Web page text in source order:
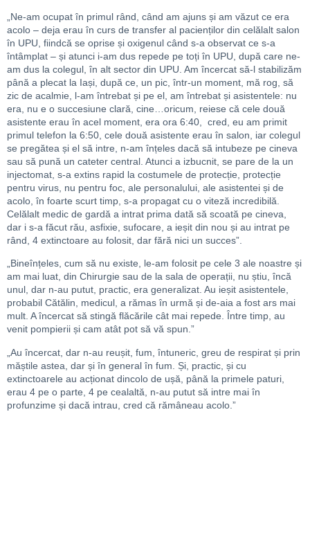
„Ne-am ocupat în primul rând, când am ajuns și am văzut ce era
acolo – deja erau în curs de transfer al pacienților din celălalt salon
în UPU, fiindcă se oprise și oxigenul când s-a observat ce s-a
întâmplat – și atunci i-am dus repede pe toți în UPU, după care ne-
am dus la colegul, în alt sector din UPU. Am încercat să-l stabilizăm
până a plecat la Iași, după ce, un pic, într-un moment, mă rog, să
zic de acalmie, l-am întrebat și pe el, am întrebat și asistentele: nu
era, nu e o succesiune clară, cine…oricum, reiese că cele două
asistente erau în acel moment, era ora 6:40, cred, eu am primit
primul telefon la 6:50, cele două asistente erau în salon, iar colegul
se pregătea și el să intre, n-am înțeles dacă să intubeze pe cineva
sau să pună un cateter central. Atunci a izbucnit, se pare de la un
injectomat, s-a extins rapid la costumele de protecție, protecție
pentru virus, nu pentru foc, ale personalului, ale asistentei și de
acolo, în foarte scurt timp, s-a propagat cu o viteză incredibilă.
Celălalt medic de gardă a intrat prima dată să scoată pe cineva,
dar i s-a făcut rău, asfixie, sufocare, a ieșit din nou și au intrat pe
rând, 4 extinctoare au folosit, dar fără nici un succes”.
„Bineînțeles, cum să nu existe, le-am folosit pe cele 3 ale noastre și
am mai luat, din Chirurgie sau de la sala de operații, nu știu, încă
unul, dar n-au putut, practic, era generalizat. Au ieșit asistentele,
probabil Cătălin, medicul, a rămas în urmă și de-aia a fost ars mai
mult. A încercat să stingă flăcările cât mai repede. Între timp, au
venit pompierii și cam atât pot să vă spun.”
„Au încercat, dar n-au reușit, fum, întuneric, greu de respirat și prin
măștile astea, dar și în general în fum. Și, practic, și cu
extinctoarele au acționat dincolo de ușă, până la primele paturi,
erau 4 pe o parte, 4 pe cealaltă, n-au putut să intre mai în
profunzime și dacă intrau, cred că rămâneau acolo.”